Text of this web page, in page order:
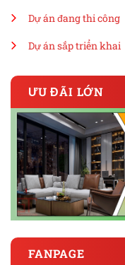
Dự án đang thi công
Dự án sắp triển khai
ƯU ĐÃI LỚN
FANPAGE